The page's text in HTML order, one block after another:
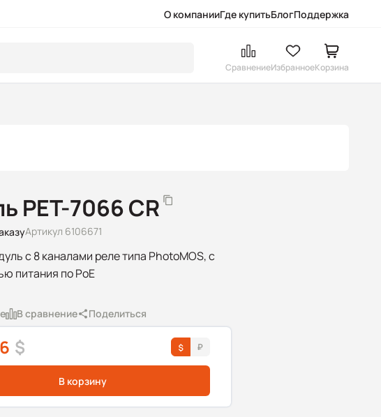
О компанииГде купитьБлогПоддержка
СравнениеИзбранноеКорзина
PET-7066 CR
Артикул 6106671
с 8 каналами реле типа PhotoMOS, с
питания по PoE
В сравнение Поделиться
$
В корзину